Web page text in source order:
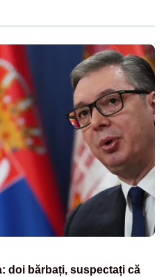
doi bărbați, suspectați că